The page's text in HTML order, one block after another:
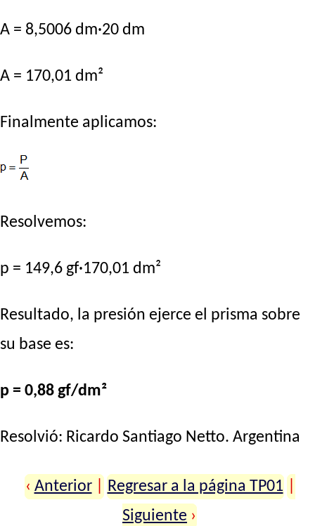
A = 8,5006 dm·20 dm
A = 170,01 dm²
Finalmente aplicamos:
Resolvemos:
p = 149,6 gf·170,01 dm²
Resultado, la presión ejerce el prisma sobre
su base es:
p = 0,88 gf/dm²
Resolvió: Ricardo Santiago Netto. Argentina
‹ Anterior Regresar a la página TP01
Siguiente ›